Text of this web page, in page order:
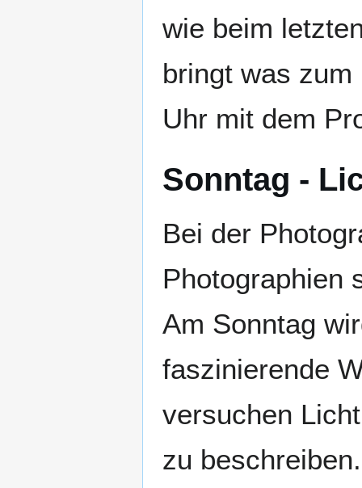
wie beim
bringt was
Uhr mit dem
Sonntag -
Bei der
Photographien
Am Sonntag
faszinierende
versuchen
zu